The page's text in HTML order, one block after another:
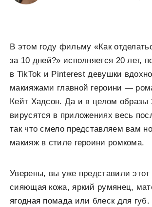
В этом году фильму «Как
за 10 дней?» исполняется 20 лет,
в TikTok и Pinterest девушки
макияжами главной героини —
Кейт Хадсон. Да и в целом образы
вирусятся в приложениях весь
так что смело представляем вам
макияж в стиле героини ромкома.
Уверены, вы уже представили этот
сияющая кожа, яркий румянец,
ягодная помада или блеск для